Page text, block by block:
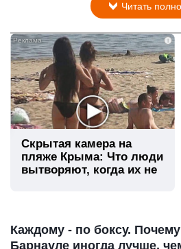
Читать
i
Скрытая камера на
пляже Крыма: Что люди
вытворяют, когда их не
Каждому - по боксу.
Барнауле иногда лучше,